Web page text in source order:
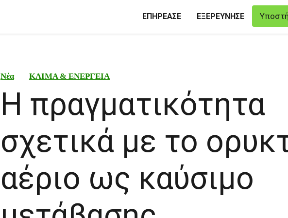
ΕΠΗΡΕΑΣΕ ΕΞΕΡΕΥΝΗΣΕ
Νέα ΚΛΙΜΑ & ΕΝΕΡΓΕΙΑ
Η πραγματικότητα
σχετικά με το
αέριο ως καύσιμο